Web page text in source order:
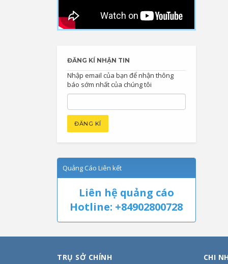
ĐĂNG KÍ NHẬN TIN
Nhập email của bạn để nhận thông
báo sớm nhất của chúng tôi
Quảng Cáo Liên kết
Liên hệ quảng cáo
Hotline: +84902800728
TRỤ SỞ CHÍNH CHI